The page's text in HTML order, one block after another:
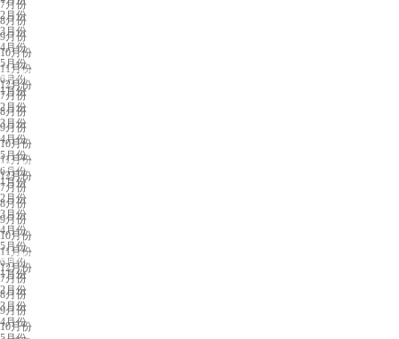
7月份
8月份
9月份
10月份
11月份
12月份
2月份
3月份
4月份
5月份
6月份
7月份
8月份
9月份
10月份
11月份
12月份
西安展会排期
1月份
2月份
3月份
4月份
5月份
6月份
7月份
8月份
9月份
10月份
11月份
12月份
银川展会排期
1月份
2月份
3月份
4月份
5月份
6月份
7月份
8月份
9月份
10月份
南昌展会排期
1月份
2月份
3月份
4月份